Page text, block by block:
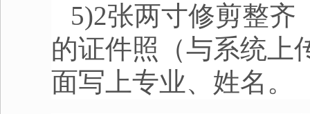
5)2张两寸修剪整齐
的证件照（与系统上
面写上专业、姓名。